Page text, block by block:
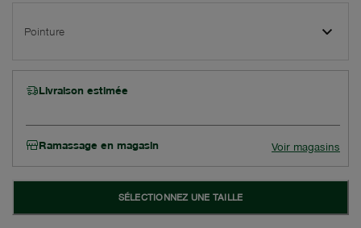
Pointure
Livraison estimée
Ramassage en magasin Voir magasins
SÉLECTIONNEZ UNE TAILLE